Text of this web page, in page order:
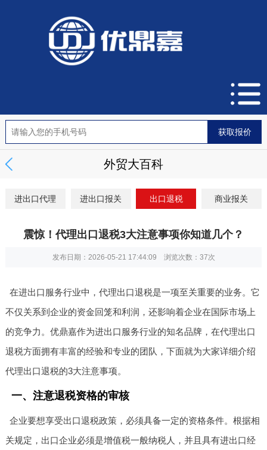
外贸大百科
进出口代理 进出口报关 出口退税 商业报关
震惊！代理出口退税3大注意事项你知道几个？
发布日期：2026-05-21 17:44:09 浏览次数： 37次
在进出口服务行业中，代理出口退税是一项至关重要的业务。它
不仅关系到企业的资金回笼和利润，还影响着企业在国际市场上
的竞争力。优鼎嘉作为进出口服务行业的知名品牌，在代理出口
退税方面拥有丰富的经验和专业的团队，下面就为大家详细介绍
代理出口退税的3大注意事项。
一、注意退税资格的审核
企业要想享受出口退税政策，必须具备一定的资格条件。根据相
关规定，出口企业必须是增值税一般纳税人，并且具有进出口经